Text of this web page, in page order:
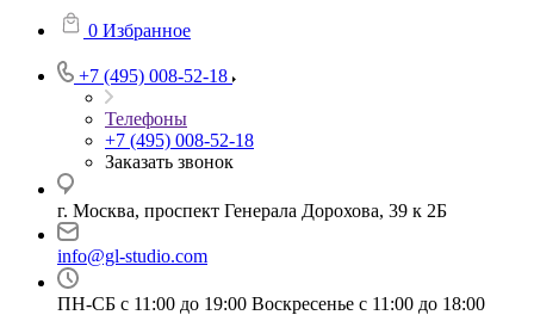
0 Избранное
+7 (495) 008-52-18
Телефоны
+7 (495) 008-52-18
Заказать звонок
г. Москва, проспект Генерала Дорохова, 39 к 2Б
info@gl-studio.com
ПН-СБ с 11:00 до 19:00 Воскресенье с 11:00 до 18:00